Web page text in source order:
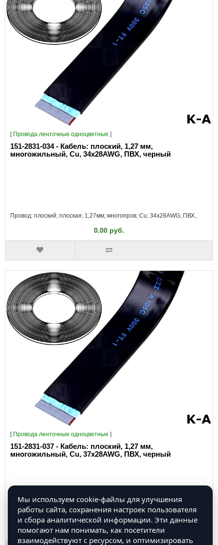
[ Провода ленточные одноцветные ]
151-2831-034 - Кабель: плоский, 1,27 мм,
многожильный, Cu, 34x28AWG, ПВХ, черный
Провод: плоский; плоская; 1,27мм; многопров; Cu; 34x28AWG; ПВХ..
0.00 руб.
[ Провода ленточные одноцветные ]
151-2831-037 - Кабель: плоский, 1,27 мм,
многожильный, Cu, 37x28AWG, ПВХ, черный
Провод: плоский; плоская; 1,27мм; многопров; Cu; 37x28AWG; ПВХ..
0.00 руб.
Мы используем cookie-файлы для улучшения
работы сайта, сохранения настроек пользователя
и сбора аналитической информации. Эти данные
помогают нам понимать, как посетители
взаимодействуют с ресурсом, и оптимизировать